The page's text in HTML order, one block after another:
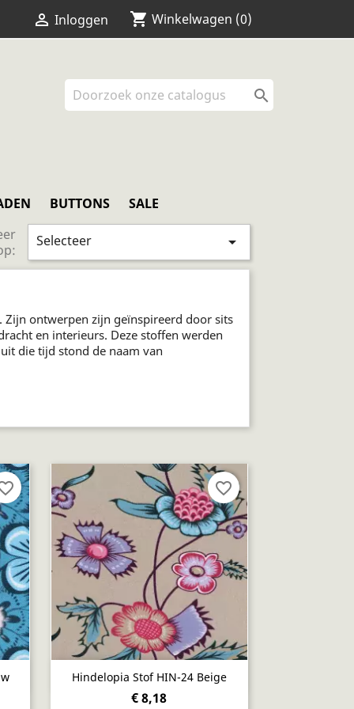
 Inloggen shopping_cart Winkelwagen (0)
BUTTONS SALE

ontwerpen zijn geïnspireerd door sits
en interieurs. Deze stoffen werden
die tijd stond de naam van
Selecteer 
Hindelopia Stof HIN-24 Beige
€ 8,18
Snel bekijken
favorite_border